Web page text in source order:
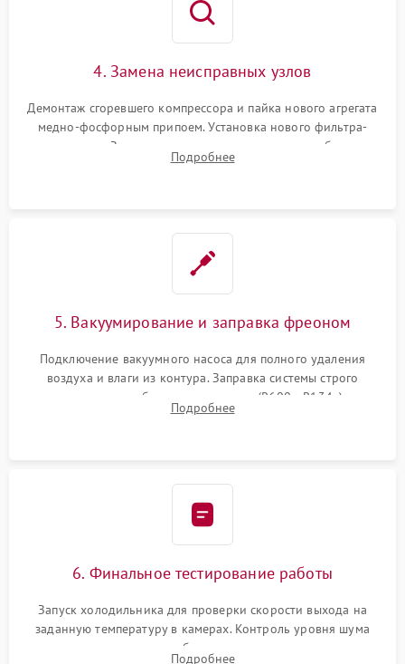
4. Замена неисправных узлов
Демонтаж сгоревшего компрессора и пайка нового агрегата
медно-фосфорным припоем. Установка нового фильтра-
осушителя. Замена изношенных вентиляторов обдува,
сломанных заслонок или поврежденных дверных петель.
Подробнее
5. Вакуумирование и заправка фреоном
Подключение вакуумного насоса для полного удаления
воздуха и влаги из контура. Заправка системы строго
дозированным объемом хладагента (R600a, R134a) по
электронным весам. Контроль рабочего давления в системе.
Подробнее
6. Финальное тестирование работы
Запуск холодильника для проверки скорости выхода на
заданную температуру в камерах. Контроль уровня шума
компрессора, отсутствия обмерзания стенок и корректного
Подробнее